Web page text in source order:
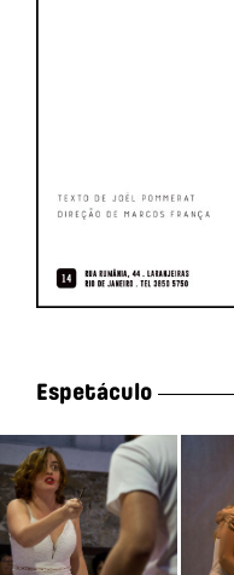
Espetáculo